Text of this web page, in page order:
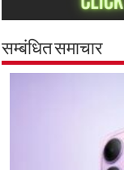
सम्बंधित समाचार